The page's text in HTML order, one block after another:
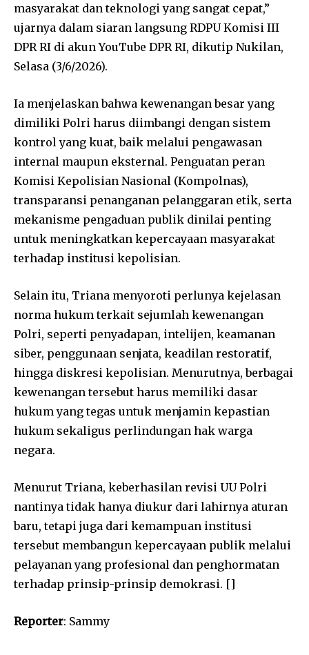
masyarakat dan teknologi yang sangat cepat,”
ujarnya dalam siaran langsung RDPU Komisi III
DPR RI di akun YouTube DPR RI, dikutip Nukilan,
Selasa (3/6/2026).
Ia menjelaskan bahwa kewenangan besar yang
dimiliki Polri harus diimbangi dengan sistem
kontrol yang kuat, baik melalui pengawasan
internal maupun eksternal. Penguatan peran
Komisi Kepolisian Nasional (Kompolnas),
transparansi penanganan pelanggaran etik, serta
mekanisme pengaduan publik dinilai penting
untuk meningkatkan kepercayaan masyarakat
terhadap institusi kepolisian.
Selain itu, Triana menyoroti perlunya kejelasan
norma hukum terkait sejumlah kewenangan
Polri, seperti penyadapan, intelijen, keamanan
siber, penggunaan senjata, keadilan restoratif,
hingga diskresi kepolisian. Menurutnya, berbagai
kewenangan tersebut harus memiliki dasar
hukum yang tegas untuk menjamin kepastian
hukum sekaligus perlindungan hak warga
negara.
Menurut Triana, keberhasilan revisi UU Polri
nantinya tidak hanya diukur dari lahirnya aturan
baru, tetapi juga dari kemampuan institusi
tersebut membangun kepercayaan publik melalui
pelayanan yang profesional dan penghormatan
terhadap prinsip-prinsip demokrasi. []
Reporter: Sammy